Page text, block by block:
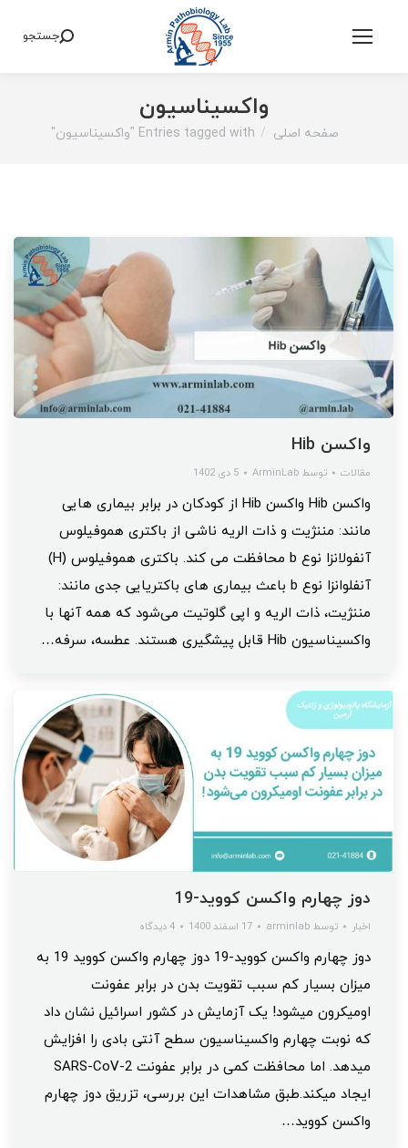
Search:
جستجو
واکسیناسیون
You are here:
صفحه اصلی Entries tagged with "واکسیناسیون"
واکسن Hib
مقالات توسط ArminLab 5 دی 1402
واکسن Hib واکسن Hib از کودکان در برابر بیماری هایی
مانند: مننژیت و ذات الریه ناشی از باکتری هموفیلوس
آنفولانزا نوع b محافظت می کند. باکتری هموفیلوس (H)
آنفلوانزا نوع b باعث بیماری های باکتریایی جدی مانند:
مننژیت، ذات الریه و اپی گلوتیت می‌شود که همه آنها با
واکسیناسیون Hib قابل پیشگیری هستند. عطسه، سرفه…
دوز چهارم واکسن کووید-19
اخبار توسط arminlab 17 اسفند 1400 4 دیدگاه
دوز چهارم واکسن کووید-19 دوز چهارم واکسن کووید 19 به
میزان بسیار کم سبب تقویت بدن در برابر عفونت
اومیکرون میشود! یک آزمایش در کشور اسرائیل نشان‌ داد
که نوبت چهارم واکسیناسیون سطح آنتی‌ بادی را افزایش
میدهد. اما محافظت کمی در برابر عفونت SARS-CoV-2
ایجاد میکند.طبق مشاهدات این بررسی، تزریق دوز چهارم
واکسن کووید…